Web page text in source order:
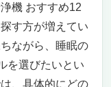
機 おすすめ12
す方が増えてい
ながら、睡眠の
を選びたいとい
、具体的にどの